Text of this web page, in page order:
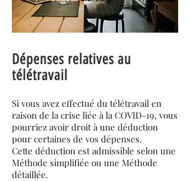
Dépenses relatives au
télétravail
Si vous avez effectué du télétravail en
raison de la crise liée à la COVID-19, vous
pourriez avoir droit à une déduction
pour certaines de vos dépenses.
Cette déduction est admissible selon une
Méthode simplifiée ou une Méthode
détaillée.